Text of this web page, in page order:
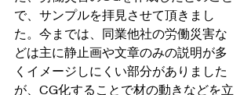
で、サンプルを拝見させて頂きまし
た。今までは、同業他社の労働災害な
どは主に静止画や文章のみの説明が多
くイメージしにくい部分がありました
が、CG化することで材の動きなどを立